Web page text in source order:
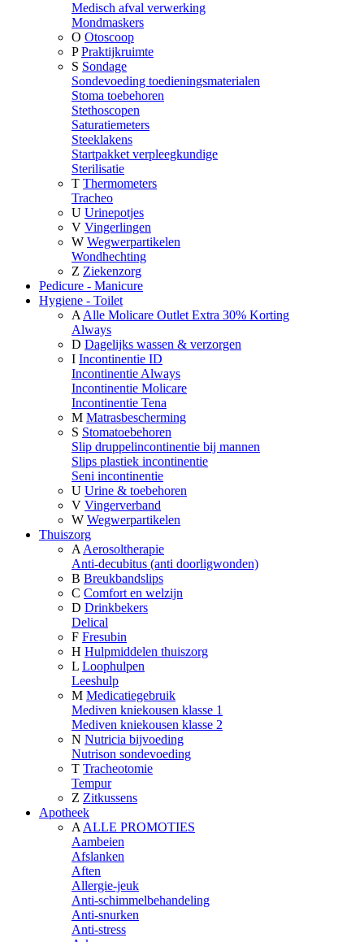
Medisch afval verwerking
Mondmaskers
O Otoscoop
P Praktijkruimte
S Sondage
Sondevoeding toedieningsmaterialen
Stoma toebehoren
Stethoscopen
Saturatiemeters
Steeklakens
Startpakket verpleegkundige
Sterilisatie
T Thermometers
Tracheo
U Urinepotjes
V Vingerlingen
W Wegwerpartikelen
Wondhechting
Z Ziekenzorg
Pedicure - Manicure
Hygiene - Toilet
A Alle Molicare Outlet Extra 30% Korting
Always
D Dagelijks wassen & verzorgen
I Incontinentie ID
Incontinentie Always
Incontinentie Molicare
Incontinentie Tena
M Matrasbescherming
S Stomatoebehoren
Slip druppelincontinentie bij mannen
Slips plastiek incontinentie
Seni incontinentie
U Urine & toebehoren
V Vingerverband
W Wegwerpartikelen
Thuiszorg
A Aerosoltherapie
Anti-decubitus (anti doorligwonden)
B Breukbandslips
C Comfort en welzijn
D Drinkbekers
Delical
F Fresubin
H Hulpmiddelen thuiszorg
L Loophulpen
Leeshulp
M Medicatiegebruik
Mediven kniekousen klasse 1
Mediven kniekousen klasse 2
N Nutricia bijvoeding
Nutrison sondevoeding
T Tracheotomie
Tempur
Z Zitkussens
Apotheek
A ALLE PROMOTIES
Aambeien
Afslanken
Aften
Allergie-jeuk
Anti-schimmelbehandeling
Anti-snurken
Anti-stress